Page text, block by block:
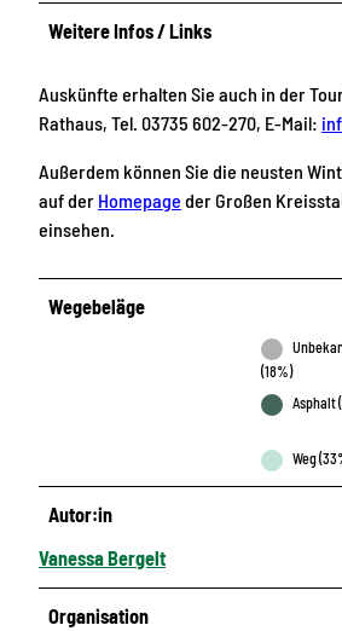
Weitere Infos / Links
Auskünfte erhalten Sie auch in der
Rathaus, Tel. 03735 602-270, E-Mail:
Außerdem können Sie die neusten
auf der Homepage der Großen
einsehen.
Wegebeläge
(18%)
Asphalt
Weg
Autor:in
Vanessa Bergelt
Organisation